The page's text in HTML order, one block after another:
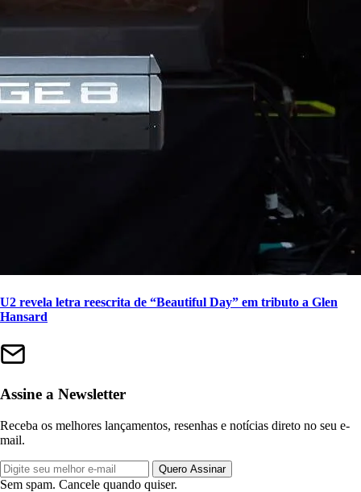
U2 revela letra reescrita de “Beautiful Day” em tributo a Glen
Hansard
Assine a Newsletter
Receba os melhores lançamentos, resenhas e notícias direto no seu e-
mail.
Quero Assinar
Sem spam. Cancele quando quiser.